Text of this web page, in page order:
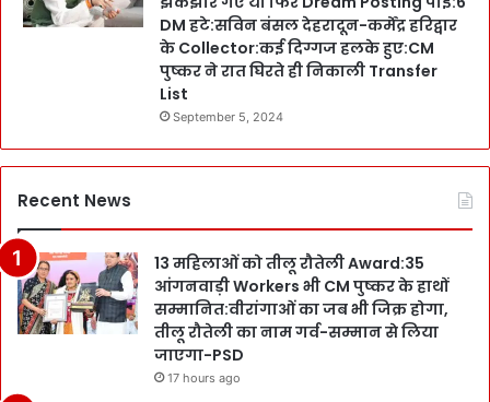
DM हटे:सविन बंसल देहरादून-कर्मेंद्र हरिद्वार
के Collector:कई दिग्गज हलके हुए:CM
पुष्कर ने रात घिरते ही निकाली Transfer
List
September 5, 2024
Recent News
13 महिलाओं को तीलू रौतेली Award:35
आंगनवाड़ी Workers भी CM पुष्कर के हाथों
सम्मानित:वीरांगाओं का जब भी जिक्र होगा,
तीलू रौतेली का नाम गर्व-सम्मान से लिया
जाएगा-PSD
17 hours ago